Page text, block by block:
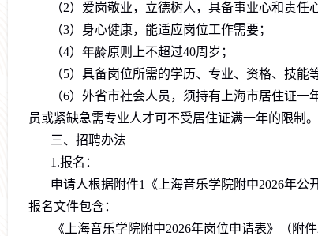
（2） 爱岗敬业，立德树人，具备事业心和责任
（3） 身心健康，能适应岗位工作需要；
（4） 年龄原则上不超过40周岁；
（5） 具备岗位所需的学历、专业、资格、技能
（6）外省市社会人员，须持有上海市居住证一
员或紧缺急需专业人才可不受居住证满一年的限制。
三、招聘办法
1.报名：
申请人根据附件1 《上海音乐学院附中2026年公
报名文件包含：
《上海音乐学院附中2026年岗位申请表》 （ 附件